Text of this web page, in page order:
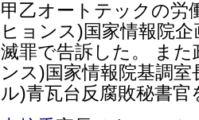
甲乙オートテックの労
ヒョンス)国家情報院
滅罪で告訴した。 ま
ンス)国家情報院基調
ル)青瓦台反腐敗秘書